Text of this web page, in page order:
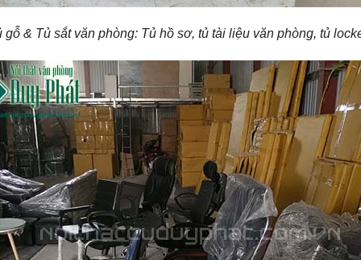
gỗ & Tủ sắt văn phòng: Tủ hồ sơ, tủ tài liệu văn phòng, tủ